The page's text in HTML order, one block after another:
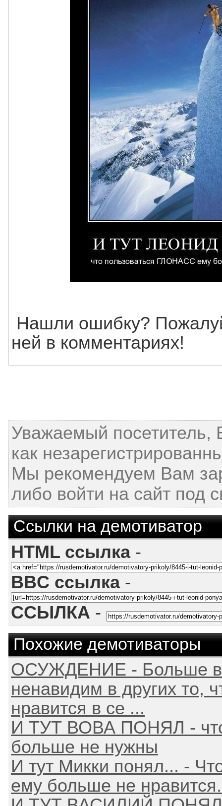
Нашли ошибку?
ней в комментариях!
Уважаемый посетитель,
как
Мы рекомендуем Вам
либо войти на сайт под
Ссылки на демотиватор
HTML ссылка-
BBC ссылка-
ССЫЛКА -
Похожие демотиваторы
ОСУЖДЕНИЕ - Больше
ненавидим в других то,
нравится в се ...
И ТУТ ВОВА ПОНЯЛ -
больше не нужны
И тут Микки понял... -
ему больше не